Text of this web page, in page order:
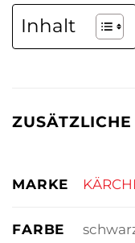
Inhalt
MARKE
FARBE